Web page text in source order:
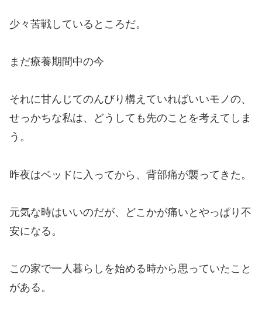
少々苦戦しているところだ。
まだ療養期間中の今
それに甘んじてのんびり構えていればいいモノの、
せっかちな私は、どうしても先のことを考えてしま
う。
昨夜はベッドに入ってから、背部痛が襲ってきた。
元気な時はいいのだが、どこかが痛いとやっぱり不
安になる。
この家で一人暮らしを始める時から思っていたこと
がある。